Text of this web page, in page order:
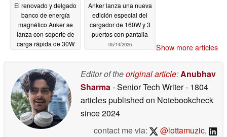
El renovado y delgado
banco de energía
magnético Anker se
lanza con soporte de
carga rápida de 30W
Anker lanza una nueva
edición especial del
cargador de 160W y 3
puertos con pantalla
05/14/2026 Show more articles
Editor of theoriginal article:Anubhav
Sharma- Senior Tech Writer- 1804
articles published on Notebookcheck
since 2024
contact me via:
@lottamuzic,